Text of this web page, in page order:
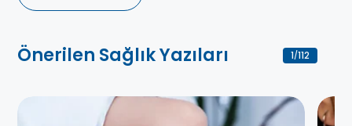
Önerilen Sağlık Yazıları 1/112